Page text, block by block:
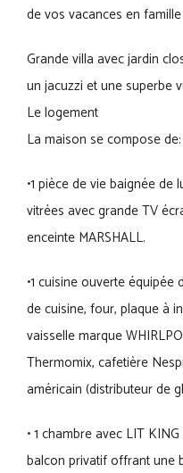
de vos vacances en
Grande villa avec jardin
un jacuzzi et une superbe
Le logement
La maison se compose de:
•1 pièce de vie baignée
vitrées avec grande TV
enceinte MARSHALL.
•1 cuisine ouverte
de cuisine, four, plaque à
vaisselle marque
Thermomix, cafetière
américain (distributeur de
• 1 chambre avec LIT
balcon privatif offrant une